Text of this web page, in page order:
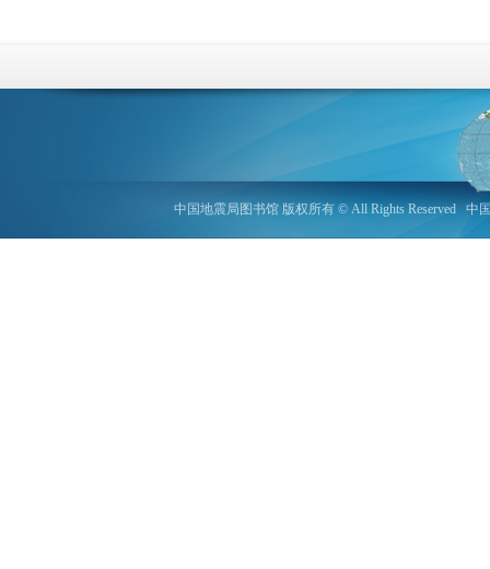
中国地震局图书馆 版权所有 © All Rights Reserved 中